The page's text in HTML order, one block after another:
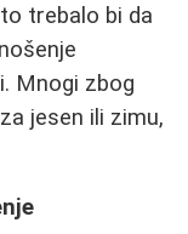
trebalo bi da
Mnogi zbog
jesen ili zimu,